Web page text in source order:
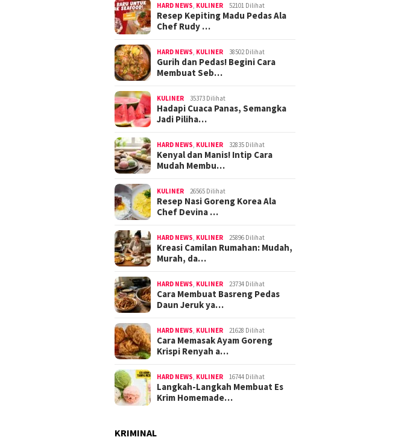
HARD NEWS KULINER 52101 Dilihat
Resep Kepiting Madu Pedas Ala
Chef Rudy …
HARD NEWS KULINER 38502 Dilihat
Gurih dan Pedas! Begini Cara
Membuat Seb…
KULINER 35373 Dilihat
Hadapi Cuaca Panas, Semangka
Jadi Piliha…
HARD NEWS KULINER 32835 Dilihat
Kenyal dan Manis! Intip Cara
Mudah Membu…
KULINER 26565 Dilihat
Resep Nasi Goreng Korea Ala
Chef Devina …
HARD NEWS KULINER 25896 Dilihat
Kreasi Camilan Rumahan: Mudah,
Murah, da…
HARD NEWS KULINER 23734 Dilihat
Cara Membuat Basreng Pedas
Daun Jeruk ya…
HARD NEWS KULINER 21628 Dilihat
Cara Memasak Ayam Goreng
Krispi Renyah a…
HARD NEWS KULINER 16744 Dilihat
Langkah-Langkah Membuat Es
Krim Homemade…
KRIMINAL